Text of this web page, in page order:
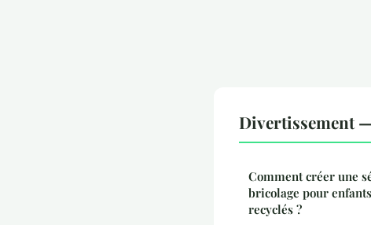
Divertissement
Comment créer une
bricolage pour
recyclés ?